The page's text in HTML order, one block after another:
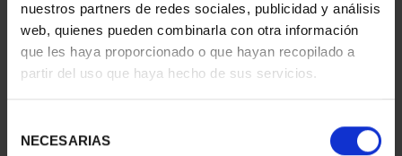
nuestros partners de redes sociales, publicidad y análisis
web, quienes pueden combinarla con otra información
que les haya proporcionado o que hayan recopilado a
partir del uso que haya hecho de sus servicios.
NECESARIAS
AÑO GAUDÍ - SAGRADA
FAMILIA 8 ESCUDOS
150 AÑOS DEL ESCUDO -
MONEDA 8 ESCUDOS